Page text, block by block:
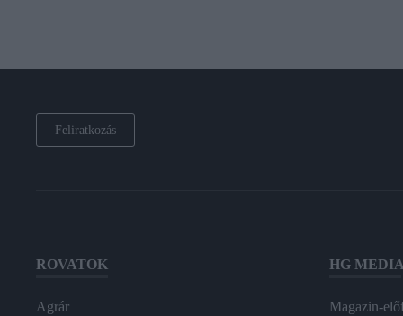
Feliratkozás
ROVATOK
Agrár
HG MEDIA
Magazin-